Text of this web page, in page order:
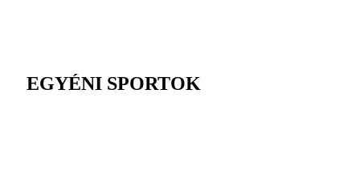
EGYÉNI SPORTOK